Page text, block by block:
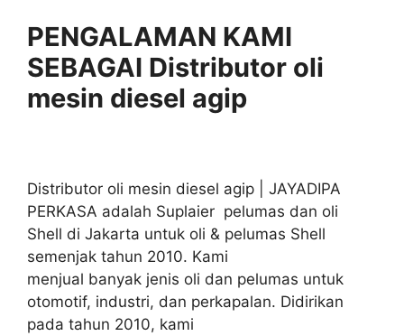
PENGALAMAN KAMI
SEBAGAI Distributor oli
mesin diesel agip
Distributor oli mesin diesel agip | JAYADIPA
PERKASA adalah Suplaier pelumas dan oli
Shell di Jakarta untuk oli & pelumas Shell
semenjak tahun 2010. Kami
menjual banyak jenis oli dan pelumas untuk
otomotif, industri, dan perkapalan. Didirikan
pada tahun 2010, kami